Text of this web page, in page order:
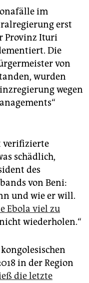
im
erst
Provinz Ituri
Die
von
wurden
wegen
verifizierte
schädlich,
des
von Beni:
und wie er will.
Ebola viel zu
wiederholen.“
in der Region
die letzte